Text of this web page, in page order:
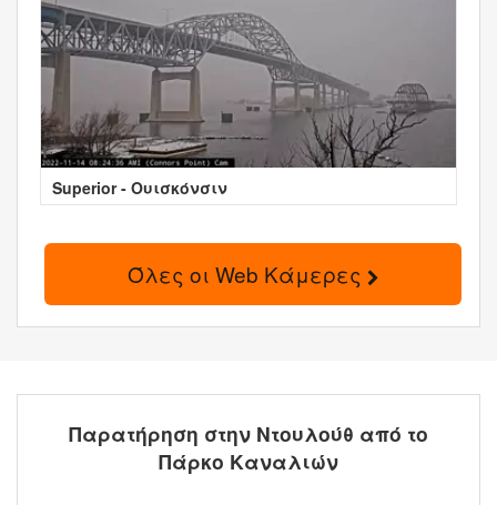
Superior - Ουισκόνσιν
Όλες οι Web Κάμερες
Παρατήρηση στην Ντουλούθ από το
Πάρκο Καναλιών